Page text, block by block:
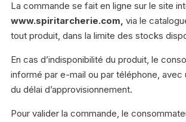
La commande se fait en ligne sur le site
www.spiritarcherie.com, via le
tout produit, dans la limite des stocks
En cas d’indisponibilité du produit, le
informé par e-mail ou par téléphone, avec
du délai d’approvisionnement.
Pour valider la commande, le